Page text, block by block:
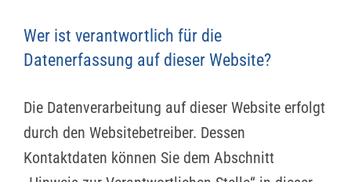
Wer ist verantwortlich für die
Datenerfassung auf dieser Website?
Die Datenverarbeitung auf dieser Website erfolgt
durch den Websitebetreiber. Dessen
Kontaktdaten können Sie dem Abschnitt